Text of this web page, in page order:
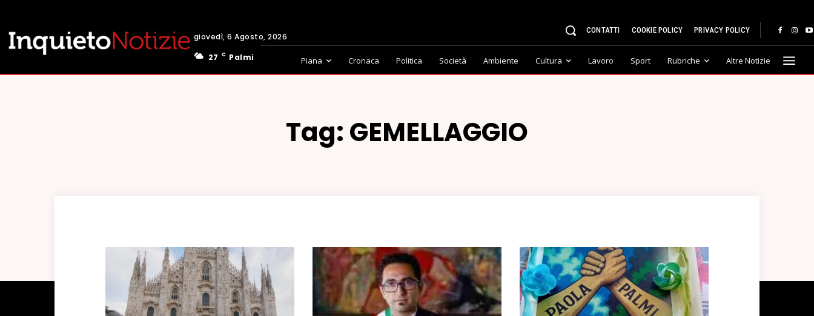
giovedì, 6 Agosto, 2026
27
C Palmi
CONTATTI COOKIE POLICY PRIVACY POLICY
Piana Cronaca Politica Società Ambiente Cultura Lavoro Sport Rubriche Altre Notizie
Tag: GEMELLAGGIO